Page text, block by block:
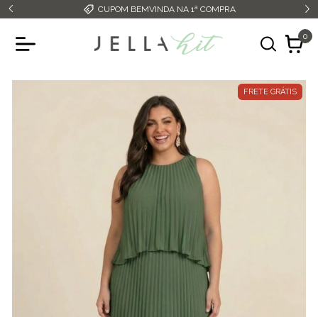
CUPOM BEMVINDA NA 1ª COMPRA
0
FRETE GRÁTIS